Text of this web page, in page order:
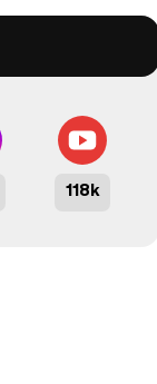
118k